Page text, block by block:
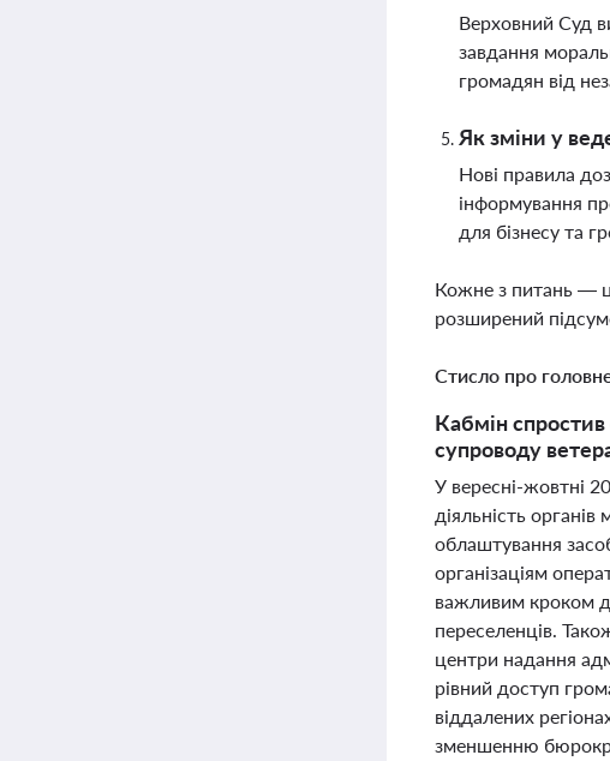
Верховний Суд
завдання
громадян від
Як зміни у
Нові правила
інформування
для бізнесу та
Кожне з питань —
розширений
Стисло про
Кабмін
супроводу
У вересні-жовтні
діяльність
облаштування
організаціям
важливим кроком
переселенців.
центри надання
рівний доступ
віддалених
зменшенню